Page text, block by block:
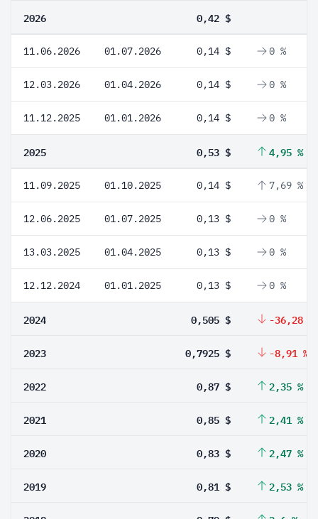
2026 0,42 $
11.06.2026 01.07.2026 0,14 $ 0 %
12.03.2026 01.04.2026 0,14 $ 0 %
11.12.2025 01.01.2026 0,14 $ 0 %
2025 0,53 $ 4,95 %
11.09.2025 01.10.2025 0,14 $ 7,69 %
12.06.2025 01.07.2025 0,13 $ 0 %
13.03.2025 01.04.2025 0,13 $ 0 %
12.12.2024 01.01.2025 0,13 $ 0 %
2024 0,505 $ -36,28 %
2023 0,7925 $ -8,91 %
2022 0,87 $ 2,35 %
2021 0,85 $ 2,41 %
2020 0,83 $ 2,47 %
2019 0,81 $ 2,53 %